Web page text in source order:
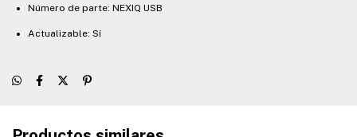
Número de parte: NEXIQ USB
Actualizable: Sí